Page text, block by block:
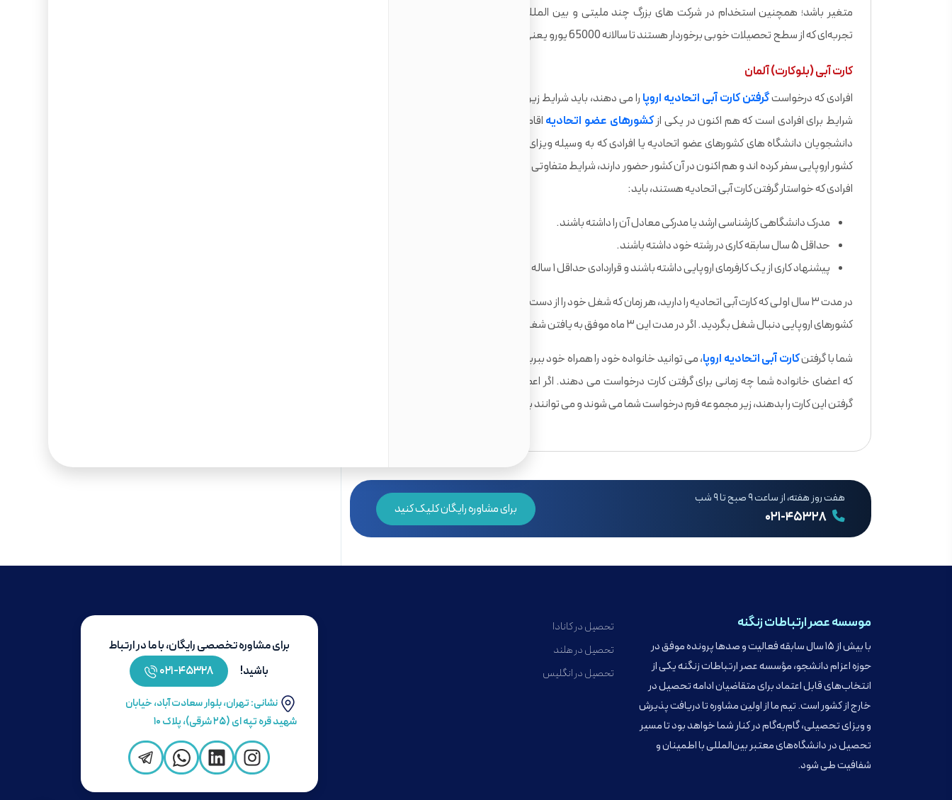
متغیر باشد؛ همچنین استخدام در شرکت های بزرگ چند ملیتی و بین المللی می تواند درآمدی برای مهندسان با
تجربه‌ای که از سطح تحصیلات خوبی برخوردار هستند تا سالانه 65000 یورو یعنی معادل مبلغ 73000 دلار آمریکا برسد.
کارت آبی (بلوکارت) آلمان
افرادی که درخواستگرفتن کارت آبی اتحادیه اروپا را می دهند، باید شرایط زیر را داشته باشند، البته دقت کنید که این
شرایط برای افرادی است که هم اکنون در یکی ازکشورهای عضو اتحادیه اقامت ندارند و در کشور خودشان هستند.
دانشجویان دانشگاه های کشورهای عضو اتحادیه یا افرادی که به وسیله ویزای سرمایه گذاری، کاری یا تحصیلی به یک
کشور اروپایی سفر کرده اند و هم اکنون در آن کشور حضور دارند، شرایط متفاوتی شامل حال آنها می شود. اما به طور کلی
افرادی که خواستار گرفتن کارت آبی اتحادیه هستند، باید:
مدرک دانشگاهی کارشناسی ارشد یا مدرکی معادل آن را داشته باشند.
حداقل ۵ سال سابقه کاری در رشته خود داشته باشند.
پیشنهاد کاری از یک کارفرمای اروپایی داشته باشند و قراردادی حداقل ۱ ساله با او بسته باشند.
کشورهای اروپایی دنبال شغل بگردید. اگر در مدت این ۳ ماه موفق به یافتن شغلی نشوید، باید به کشور خود بازگردید.
شما با گرفتنکارت آبی اتحادیه اروپا، می توانید خانواده خود را همراه خود ببرید. البته این موضوع به این بستگی دارد
که اعضای خانواده شما چه زمانی برای گرفتن کارت درخواست می دهند. اگر اعضای خانواده همزمان با شما درخواست
گرفتن این کارت را بدهند، زیر مجموعه فرم درخواست شما می شوند و می توانند با شما به اروپا سفر کنند.
هفت روز هفته، از ساعت ۹ صبح تا ۹ شب
برای مشاوره رایگان کلیک کنید
موسسه عصر ارتباطات زنگنه
با بیش از ۱۵ سال سابقه فعالیت و صدها پرونده موفق در
حوزه اعزام دانشجو، مؤسسه عصر ارتباطات زنگنه یکی از
انتخاب‌های قابل اعتماد برای متقاضیان ادامه تحصیل در
خارج از کشور است. تیم ما از اولین مشاوره تا دریافت پذیرش
و ویزای تحصیلی، گام‌به‌گام در کنار شما خواهد بود تا مسیر
تحصیل در دانشگاه‌های معتبر بین‌المللی با اطمینان و
شفافیت طی شود.
تحصیل در کانادا
تحصیل در هلند
تحصیل در انگلیس
برای مشاوره تخصصی رایگان، با ما در ارتباط
باشید!
۴۵۳۲۸-۰۲۱
نشانی: تهران، بلوار سعادت آباد، خیابان
شهید قره تپه ای (۲۵ شرقی)، پلاک ۱۰